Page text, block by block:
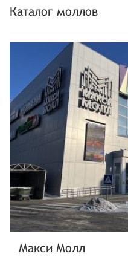
Каталог моллов
Макси Молл